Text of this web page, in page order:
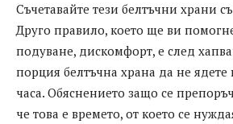
Съчетавайте тези белтъчни храни
Друго правило, което ще ви
подуване, дискомфорт, е след
порция белтъчна храна да не ядете
часа. Обяснението защо се
че това е времето, от което се